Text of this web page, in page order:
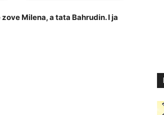
Milena, a tata Bahrudin. I ja